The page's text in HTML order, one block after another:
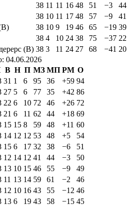
38 11 11 16 48 51 −3
44
38 10 11 17 48 57 −9
41
38 10 9 19 46 65 −19 39
38 4 10 24 38 75 −37 22
(В) 38 3 11 24 27 68 −41 20
04.06.2026
В Н П МЗ МП РМ О
31 1 6 95 36 +59 94
27 5 6 77 35 +42 86
22 6 10 72 46 +26 72
21 6 11 62 44 +18 69
15 15 8 59 48 +11 60
14 12 12 53 48 +5
54
15 6 17 32 38 −6
51
12 14 12 41 44 −3
50
13 10 15 46 55 −9
49
11 13 14 59 61 −2
46
12 10 16 43 55 −12 46
13 6 19 43 58 −15 45